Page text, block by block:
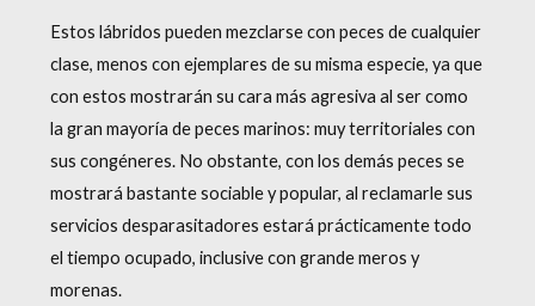
Estos lábridos pueden mezclarse con peces de cualquier
clase, menos con ejemplares de su misma especie, ya que
con estos mostrarán su cara más agresiva al ser como
la gran mayoría de peces marinos: muy territoriales con
sus congéneres. No obstante, con los demás peces se
mostrará bastante sociable y popular, al reclamarle sus
servicios desparasitadores estará prácticamente todo
el tiempo ocupado, inclusive con grande meros y
morenas.